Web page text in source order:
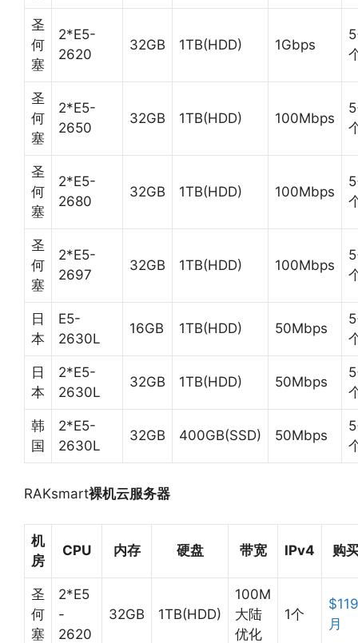
圣
何
塞
2*E5-
2620
32GB 1TB(HDD) 1Gbps
圣
何
塞
2*E5-
2650
32GB 1TB(HDD) 100Mbps
圣
何
塞
2*E5-
2680
32GB 1TB(HDD) 100Mbps
圣
何
塞
2*E5-
2697
32GB 1TB(HDD) 100Mbps
日
本
E5-
2630L
16GB 1TB(HDD) 50Mbps
日
本
2*E5-
2630L
32GB 1TB(HDD) 50Mbps
韩
国
2*E5-
2630L
32GB 400GB(SSD) 50Mbps
RAKsmart裸机云服务器
机
房
CPU 内存 硬盘 带宽 IPv4 购
圣
何
塞
2*E5
-
2620
32GB 1TB(HDD)
100M
大陆
优化
1个
月